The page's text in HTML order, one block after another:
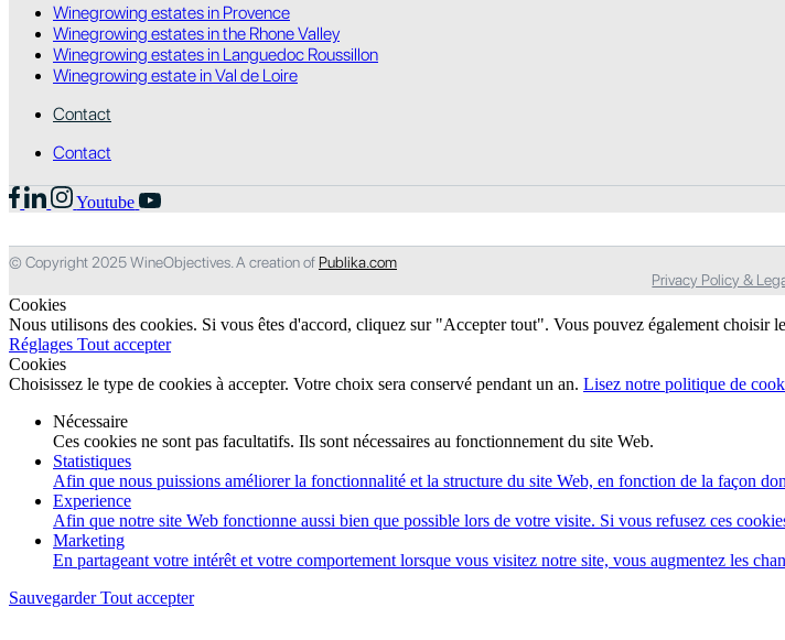
Winegrowing estates in Provence
Winegrowing estates in the Rhone Valley
Winegrowing estates in Languedoc Roussillon
Winegrowing estate in Val de Loire
Contact
Contact
Youtube
© Copyright 2025 WineObjectives. A creation of Publika.com
Privacy Policy &
Cookies
Nous utilisons des cookies. Si vous êtes d'accord, cliquez sur "Accepter tout". Vous pouvez également choisir
Réglages Tout accepter
Cookies
Choisissez le type de cookies à accepter. Votre choix sera conservé pendant un an. Lisez notre politique de
Nécessaire
Ces cookies ne sont pas facultatifs. Ils sont nécessaires au fonctionnement du site Web.
Statistiques
Afin que nous puissions améliorer la fonctionnalité et la structure du site Web, en fonction de la façon
Experience
Afin que notre site Web fonctionne aussi bien que possible lors de votre visite. Si vous refusez ces
Marketing
En partageant votre intérêt et votre comportement lorsque vous visitez notre site, vous augmentez les
SauvegarderTout accepter